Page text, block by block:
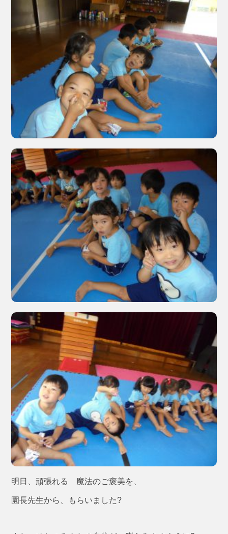
明日、頑張れる 魔法のご褒美を、
園長先生から、もらいました?